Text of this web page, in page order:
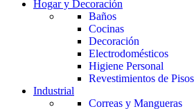
Hogar y Decoración
Baños
Cocinas
Decoración
Electrodomésticos
Higiene Personal
Revestimientos de
Industrial
Correas y Mangueras